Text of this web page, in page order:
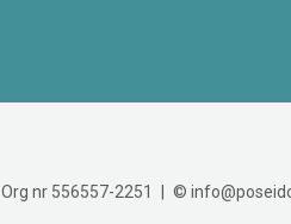
Org nr 556557-2251 ©